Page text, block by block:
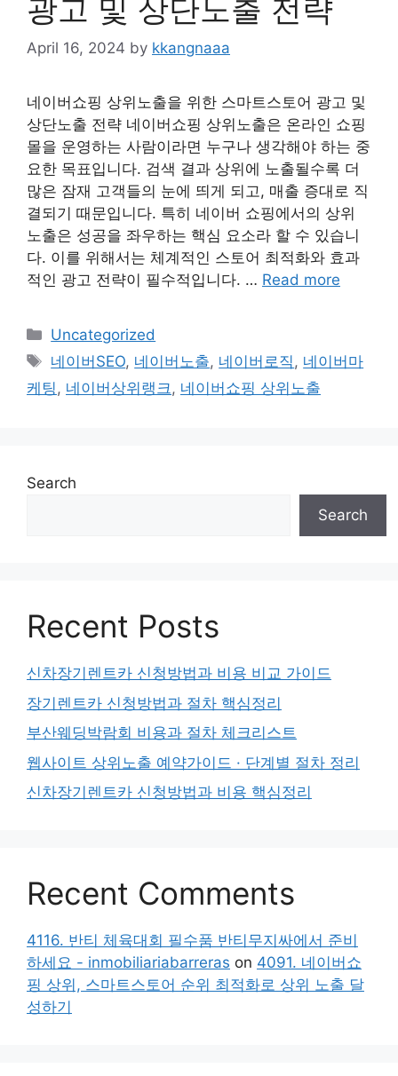
광고 및 상단노출 전략
April 16, 2024 by kkangnaaa
네이버쇼핑 상위노출을 위한 스마트스토어 광고 및
상단노출 전략 네이버쇼핑 상위노출은 온라인 쇼핑
몰을 운영하는 사람이라면 누구나 생각해야 하는 중
요한 목표입니다. 검색 결과 상위에 노출될수록 더
많은 잠재 고객들의 눈에 띄게 되고, 매출 증대로 직
결되기 때문입니다. 특히 네이버 쇼핑에서의 상위
노출은 성공을 좌우하는 핵심 요소라 할 수 있습니
다. 이를 위해서는 체계적인 스토어 최적화와 효과
적인 광고 전략이 필수적입니다. … Read more
Categories
Uncategorized
Tags
네이버SEO, 네이버노출, 네이버로직, 네이버마
케팅, 네이버상위랭크, 네이버쇼핑 상위노출
Search
Search
Recent Posts
신차장기렌트카 신청방법과 비용 비교 가이드
장기렌트카 신청방법과 절차 핵심정리
부산웨딩박람회 비용과 절차 체크리스트
웹사이트 상위노출 예약가이드 · 단계별 절차 정리
신차장기렌트카 신청방법과 비용 핵심정리
Recent Comments
4116. 반티 체육대회 필수품 반티무지싸에서 준비
하세요 - inmobiliariabarreras on 4091. 네이버쇼
핑 상위, 스마트스토어 순위 최적화로 상위 노출 달
성하기